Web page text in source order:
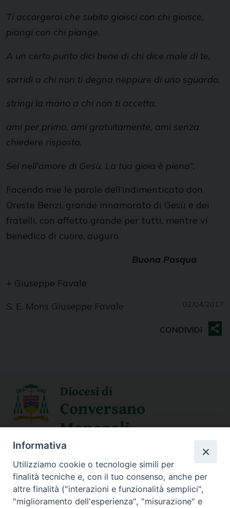
Ti accorgerai che subito gioisci con chi gioisce,
piangi con chi piange.
A un certo punto dici bene di chi dice male di te,
sorridi a chi non ti degna neppure di uno sguardo,
stringi la mano a chi non ti accetta,
ami per primo, ami gratuitamente, ami senza
chiedere risposta.
Sei nell’amore di Gesù. La tua gioia è piena”.
Facendo mie le parole dell’indimenticato don
Oreste Benzi, grande innamorato di Gesù e dei
fratelli, con affetto grande per tutti, mentre vi
benedico di cuore, auguro
Buona Pasqua
+ Giuseppe Favale
02/04/2017
S. E. Mons Giuseppe Favale
Diocesi di
Conversano
Monopoli
SEGUICI SU
Informativa
Utilizziamo cookie o tecnologie simili per
finalità tecniche e, con il tuo consenso, anche per
altre finalità ("interazioni e funzionalità semplici",
"miglioramento dell'esperienza", "misurazione" e